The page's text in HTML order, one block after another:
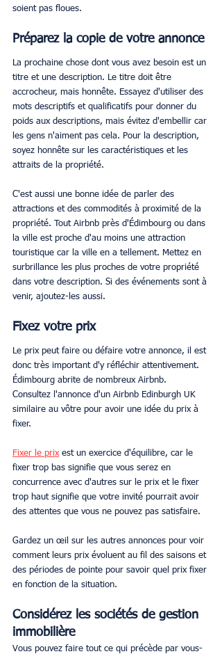
soient pas floues.
Préparez la copie de votre annonce
La prochaine chose dont vous avez besoin est un
titre et une description. Le titre doit être
accrocheur, mais honnête. Essayez d'utiliser des
mots descriptifs et qualificatifs pour donner du
poids aux descriptions, mais évitez d'embellir car
les gens n'aiment pas cela. Pour la description,
soyez honnête sur les caractéristiques et les
attraits de la propriété.
C'est aussi une bonne idée de parler des
attractions et des commodités à proximité de la
propriété. Tout Airbnb près d'Édimbourg ou dans
la ville est proche d'au moins une attraction
touristique car la ville en a tellement. Mettez en
surbrillance les plus proches de votre propriété
dans votre description. Si des événements sont à
venir, ajoutez-les aussi.
Fixez votre prix
Le prix peut faire ou défaire votre annonce, il est
donc très important d'y réfléchir attentivement.
Édimbourg abrite de nombreux Airbnb.
Consultez l'annonce d'un Airbnb Edinburgh UK
similaire au vôtre pour avoir une idée du prix à
fixer.
Fixer le prix est un exercice d'équilibre, car le
fixer trop bas signifie que vous serez en
concurrence avec d'autres sur le prix et le fixer
trop haut signifie que votre invité pourrait avoir
des attentes que vous ne pouvez pas satisfaire.
Gardez un œil sur les autres annonces pour voir
comment leurs prix évoluent au fil des saisons et
des périodes de pointe pour savoir quel prix fixer
en fonction de la situation.
Considérez les sociétés de gestion
immobilière
Vous pouvez faire tout ce qui précède par vous-